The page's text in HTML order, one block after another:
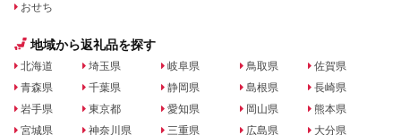
おせち
地域から返礼品を探す
北海道
青森県
岩手県
宮城県
埼玉県
千葉県
東京都
神奈川県
岐阜県
静岡県
愛知県
三重県
鳥取県
島根県
岡山県
広島県
佐賀県
長崎県
熊本県
大分県